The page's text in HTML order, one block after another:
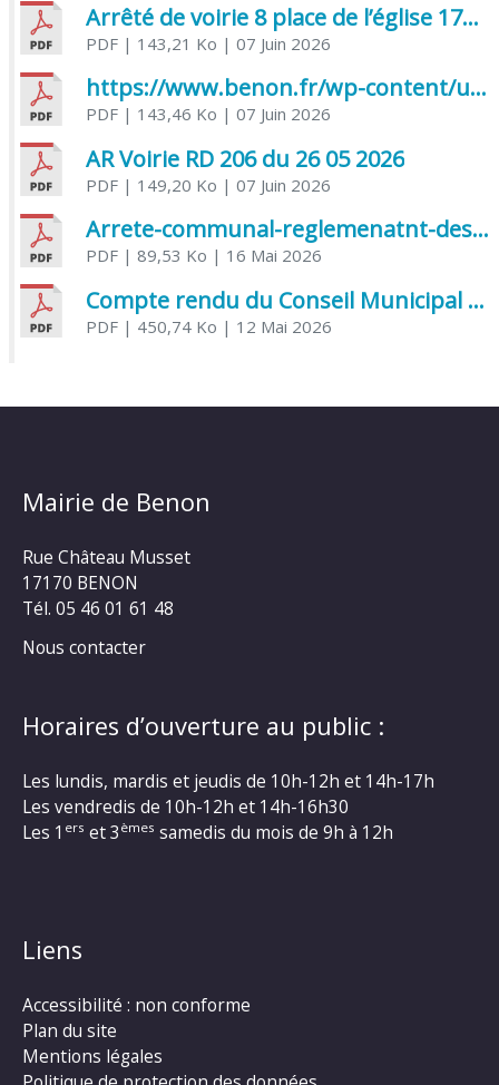
Arrêté de voirie 8 place de l’église 17170 Benon
PDF| 143,21 Ko | 07 Juin 2026
https://www.benon.fr/wp-content/uploads/2026/06/AR-Voirie-Chemin-de-Lafond-du-26-05-2026.pdf
PDF| 143,46 Ko | 07 Juin 2026
AR Voirie RD 206 du 26 05 2026
PDF| 149,20 Ko | 07 Juin 2026
Arrete-communal-reglemenatnt-des-bruits-de-voisinage-et-des-activites-bruyantes
PDF| 89,53 Ko | 16 Mai 2026
Compte rendu du Conseil Municipal du 06 mai 2026
PDF| 450,74 Ko | 12 Mai 2026
Mairie de Benon
Rue Château Musset
17170 BENON
Tél. 05 46 01 61 48
Nous contacter
Horaires d’ouverture au public :
Les lundis, mardis et jeudis de 10h-12h et 14h-17h
Les vendredis de 10h-12h et 14h-16h30
Les 1 ers et 3 èmes samedis du mois de 9h à 12h
Liens
Accessibilité : non conforme
Plan du site
Mentions légales